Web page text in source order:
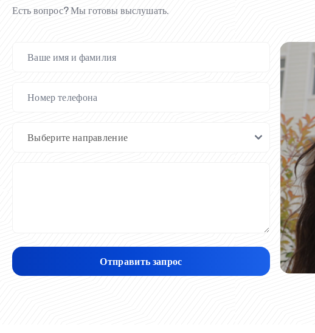
Есть вопрос? Мы готовы выслушать.
Отправить запрос